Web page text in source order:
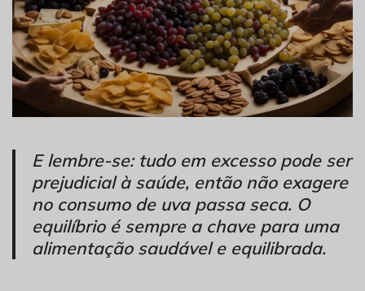
E lembre-se: tudo em excesso pode ser
prejudicial à saúde, então não exagere
no consumo de uva passa seca. O
equilíbrio é sempre a chave para uma
alimentação saudável e equilibrada.